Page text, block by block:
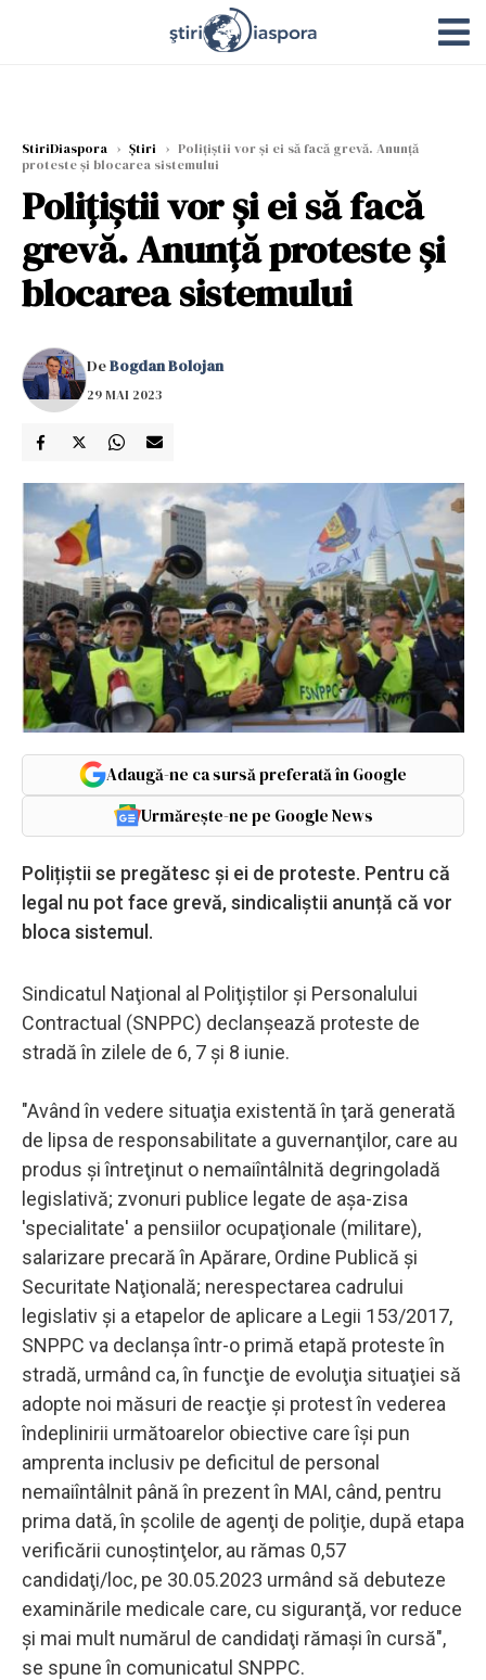
StiriDiaspora › Știri › Polițiștii vor și ei să facă grevă. Anunță
proteste și blocarea sistemului
Polițiștii vor și ei să facă
grevă. Anunță proteste și
blocarea sistemului
DeBogdan Bolojan
29 MAI 2023
Adaugă-ne ca sursă preferată în Google
Urmărește-ne pe Google News
Polițiștii se pregătesc și ei de proteste. Pentru că
legal nu pot face grevă, sindicaliștii anunță că vor
bloca sistemul.
Sindicatul Naţional al Poliţiştilor şi Personalului
Contractual (SNPPC) declanşează proteste de
stradă în zilele de 6, 7 şi 8 iunie.
"Având în vedere situaţia existentă în ţară generată
de lipsa de responsabilitate a guvernanţilor, care au
produs şi întreţinut o nemaiîntâlnită degringoladă
legislativă; zvonuri publice legate de aşa-zisa
'specialitate' a pensiilor ocupaţionale (militare),
salarizare precară în Apărare, Ordine Publică şi
Securitate Naţională; nerespectarea cadrului
legislativ şi a etapelor de aplicare a Legii 153/2017,
SNPPC va declanşa într-o primă etapă proteste în
stradă, urmând ca, în funcţie de evoluţia situaţiei să
adopte noi măsuri de reacţie şi protest în vederea
îndeplinirii următoarelor obiective care îşi pun
amprenta inclusiv pe deficitul de personal
nemaiîntâlnit până în prezent în MAI, când, pentru
prima dată, în şcolile de agenţi de poliţie, după etapa
verificării cunoştinţelor, au rămas 0,57
candidaţi/loc, pe 30.05.2023 urmând să debuteze
examinările medicale care, cu siguranţă, vor reduce
şi mai mult numărul de candidaţi rămaşi în cursă",
se spune în comunicatul SNPPC.